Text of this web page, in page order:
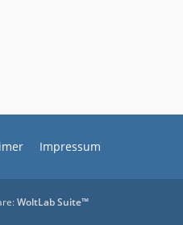
Impressum
WoltLab Suite™